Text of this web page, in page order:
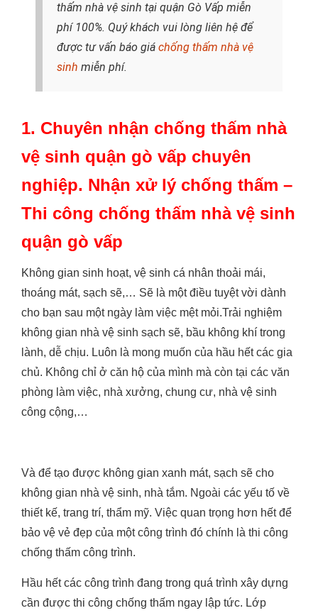
thấm nhà vệ sinh tại quận Gò Vấp miễn
phí 100%. Quý khách vui lòng liên hệ để
được tư vấn báo giá chống thấm nhà vệ
sinh miễn phí.
1. Chuyên nhận chống thấm nhà
vệ sinh quận gò vấp chuyên
nghiệp. Nhận xử lý chống thấm –
Thi công chống thấm nhà vệ sinh
quận gò vấp
Không gian sinh hoạt, vệ sinh cá nhân thoải mái,
thoáng mát, sạch sẽ,… Sẽ là một điều tuyệt vời dành
cho bạn sau một ngày làm việc mệt mỏi.Trải nghiệm
không gian nhà vệ sinh sạch sẽ, bầu không khí trong
lành, dễ chịu. Luôn là mong muốn của hầu hết các gia
chủ. Không chỉ ở căn hộ của mình mà còn tại các văn
phòng làm việc, nhà xưởng, chung cư, nhà vệ sinh
công cộng,…
Và để tạo được không gian xanh mát, sạch sẽ cho
không gian nhà vệ sinh, nhà tắm. Ngoài các yếu tố về
thiết kế, trang trí, thẩm mỹ. Việc quan trọng hơn hết để
bảo vệ vẻ đẹp của một công trình đó chính là thi công
chống thấm công trình.
Hầu hết các công trình đang trong quá trình xây dựng
cần được thi công chống thấm ngay lập tức. Lớp